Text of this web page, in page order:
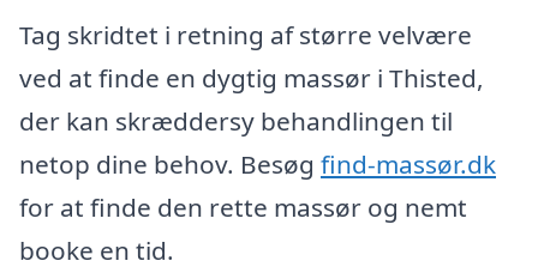
Tag skridtet i retning af større velvære
ved at finde en dygtig massør i Thisted,
der kan skræddersy behandlingen til
netop dine behov. Besøg find-massør.dk
for at finde den rette massør og nemt
booke en tid.